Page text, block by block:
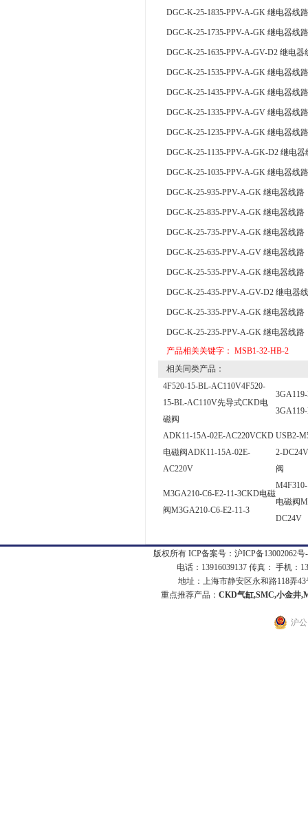
DGC-K-25-1835-PPV-A-GK 继电器线路
DGC-K-25-1735-PPV-A-GK 继电器线路
DGC-K-25-1635-PPV-A-GV-D2 继电器
DGC-K-25-1535-PPV-A-GK 继电器线路
DGC-K-25-1435-PPV-A-GK 继电器线路
DGC-K-25-1335-PPV-A-GV 继电器线路
DGC-K-25-1235-PPV-A-GK 继电器线路
DGC-K-25-1135-PPV-A-GK-D2 继电器
DGC-K-25-1035-PPV-A-GK 继电器线路
DGC-K-25-935-PPV-A-GK 继电器线路
DGC-K-25-835-PPV-A-GK 继电器线路
DGC-K-25-735-PPV-A-GK 继电器线路
DGC-K-25-635-PPV-A-GV 继电器线路
DGC-K-25-535-PPV-A-GK 继电器线路
DGC-K-25-435-PPV-A-GV-D2 继电器
DGC-K-25-335-PPV-A-GK 继电器线路
DGC-K-25-235-PPV-A-GK 继电器线路
产品相关关键字： MSB1-32-HB-2
相关同类产品：
4F520-15-BL-AC110V4F520-
15-BL-AC110V先导式CKD电
磁阀
ADK11-15A-02E-AC220VCKD
电磁阀ADK11-15A-02E-
AC220V
USB2-
2-
阀
M3GA210-C6-E2-11-3CKD电磁
阀M3GA210-C6-E2-11-3
电磁阀
DC24V
版权所有 ICP备案号： 沪ICP备13002062号
电话：13916039137 传真： 手机：
地址：上海市静安区永和路118弄43
重点推荐产品： CKD气缸,SMC,小金井
沪公